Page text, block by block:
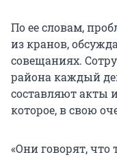
По ее словам,
из кранов,
совещаниях.
района каждый
составляют акты
которое, в свою
«Они говорят, что